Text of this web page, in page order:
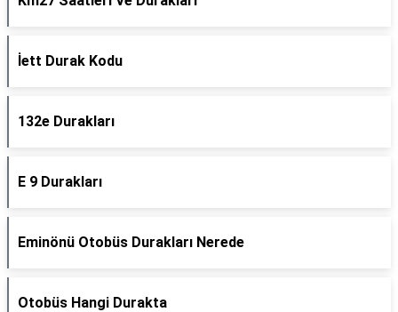
İett Durak Kodu
132e Durakları
E 9 Durakları
Eminönü Otobüs Durakları Nerede
Otobüs Hangi Durakta